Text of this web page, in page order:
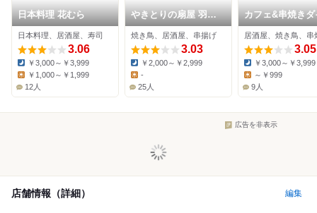
日本料理 花むら
日本料理、居酒屋、寿司
3.06
Dinner:
￥3,000～￥3,999
Lunch:
￥1,000～￥1,999
12人
やきとりの扇屋 羽生
西店
焼き鳥、居酒屋、串揚げ
3.03
Dinner:
￥2,000～￥2,999
Lunch:
-
25人
カフェ&串焼きダ
ング タカ
居酒屋、焼き鳥、串
3.05
Dinner:
￥3,000～￥3,999
Lunch:
～￥999
9人
広告を非表示
店舗情報（詳細） 編集